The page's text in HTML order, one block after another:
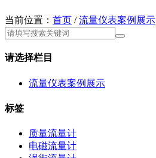
当前位置： 首页 /流量仪表案例展示
请选择栏目
流量仪表案例展示
标签
质量流量计
电磁流量计